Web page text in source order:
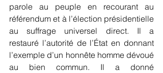
parole au peuple en recourant au
référendum et à l’élection présidentielle
au suffrage universel direct. Il a
restauré l’autorité de l’État en donnant
l’exemple d’un honnête homme dévoué
au bien commun. Il a donné